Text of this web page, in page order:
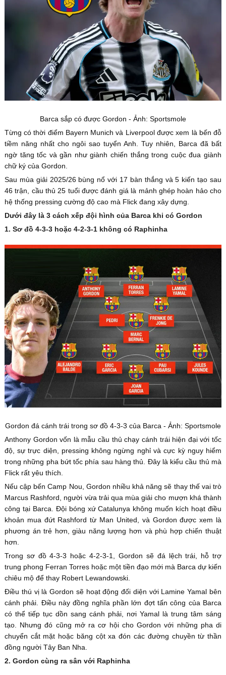
Barca sắp có được Gordon - Ảnh: Sportsmole
Từng có thời điểm Bayern Munich và Liverpool được xem là bến đỗ
tiềm năng nhất cho ngôi sao tuyển Anh. Tuy nhiên, Barca đã bất
ngờ tăng tốc và gần như giành chiến thắng trong cuộc đua giành
chữ ký của Gordon.
Sau mùa giải 2025/26 bùng nổ với 17 bàn thắng và 5 kiến tạo sau
46 trận, cầu thủ 25 tuổi được đánh giá là mảnh ghép hoàn hảo cho
hệ thống pressing cường độ cao mà Flick đang xây dựng.
Dưới đây là 3 cách xếp đội hình của Barca khi có Gordon
1. Sơ đồ 4-3-3 hoặc 4-2-3-1 không có Raphinha
Gordon đá cánh trái trong sơ đồ 4-3-3 của Barca - Ảnh: Sportsmole
Anthony Gordon vốn là mẫu cầu thủ chạy cánh trái hiện đại với tốc
độ, sự trực diện, pressing không ngừng nghỉ và cực kỳ nguy hiểm
trong những pha bứt tốc phía sau hàng thủ. Đây là kiểu cầu thủ mà
Flick rất yêu thích.
Nếu cập bến Camp Nou, Gordon nhiều khả năng sẽ thay thế vai trò
Marcus Rashford, người vừa trải qua mùa giải cho mượn khá thành
công tại Barca. Đội bóng xứ Catalunya không muốn kích hoạt điều
khoản mua đứt Rashford từ Man United, và Gordon được xem là
phương án trẻ hơn, giàu năng lượng hơn và phù hợp chiến thuật
hơn.
Trong sơ đồ 4-3-3 hoặc 4-2-3-1, Gordon sẽ đá lệch trái, hỗ trợ
trung phong Ferran Torres hoặc một tiền đạo mới mà Barca dự kiến
chiêu mộ để thay Robert Lewandowski.
Điều thú vị là Gordon sẽ hoạt động đối diện với Lamine Yamal bên
cánh phải. Điều này đồng nghĩa phần lớn đợt tấn công của Barca
có thể tiếp tục dồn sang cánh phải, nơi Yamal là trung tâm sáng
tạo. Nhưng đó cũng mở ra cơ hội cho Gordon với những pha di
chuyển cắt mặt hoặc băng cột xa đón các đường chuyền từ thần
đồng người Tây Ban Nha.
2. Gordon cùng ra sân với Raphinha